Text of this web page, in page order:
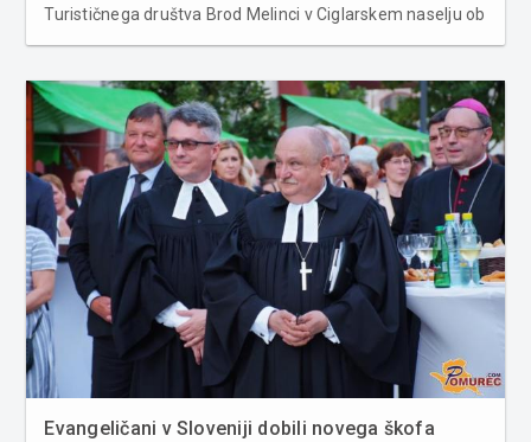
Turističnega društva Brod Melinci v Ciglarskem naselju ob
luknjama. V luknj...
Evangeličani v Sloveniji dobili novega škofa